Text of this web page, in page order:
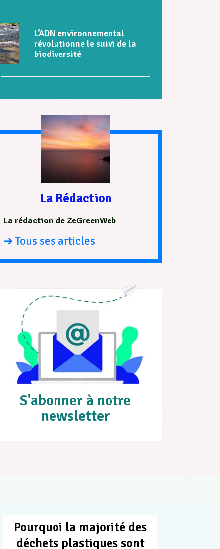
L’ADN environnemental
révolutionne le suivi de la
biodiversité
La Rédaction
La rédaction de ZeGreenWeb
➔ Tous ses articles
S'abonner à notre
newsletter
Pourquoi la majorité des
déchets plastiques sont